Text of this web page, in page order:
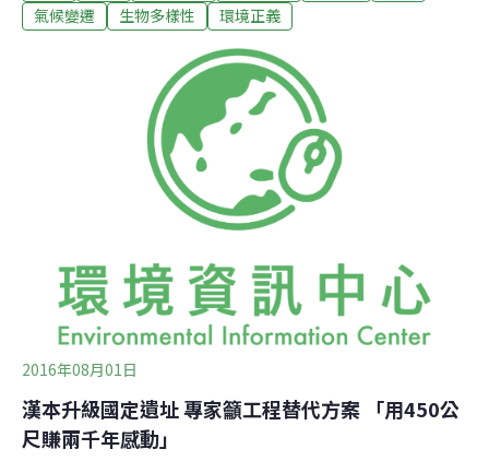
政政同時為《翻》製片，今年甫自研究所畢業，論文方向
極行動，不免引人好奇，他娓娓道來自己從一個戶外運動
者到投入田野研究的過程。從小跟爸爸一起在屏東三地
門、高雄茂林一帶溪流活動，坦言小時候的感動或只來自
不同於生活經驗的美景，對原住民的認知也有限。大學就
讀輔大英文系，他回憶，彼時民間商業團多溯溪風氣蓬
勃，高三到大一的兩年，還去戶外公司打工當實習教練，
大二擔任登山社社長，發覺社團少重視技術，個人便下定
黑色頁岩，溪水深綠如翡翠，北部則多變質石灰
氣候變遷
生物多樣性 環境正義
2016年08月01日
漢本升級國定遺址 專家籲工程替代方案 「用450公
尺賺兩千年感動」